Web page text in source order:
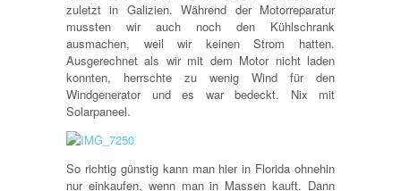
zuletzt in Galizien. Während der Motorreparatur
mussten wir auch noch den Kühlschrank
ausmachen, weil wir keinen Strom hatten.
Ausgerechnet als wir mit dem Motor nicht laden
konnten, herrschte zu wenig Wind für den
Windgenerator und es war bedeckt. Nix mit
Solarpaneel.
So richtig günstig kann man hier in Florida ohnehin
nur einkaufen, wenn man in Massen kauft. Dann